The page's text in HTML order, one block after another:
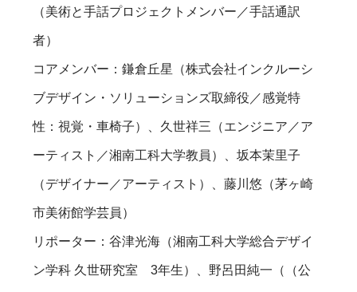
（美術と手話プロジェクトメンバー／手話通訳
者）
コアメンバー：鎌倉丘星（株式会社インクルーシ
ブデザイン・ソリューションズ取締役／感覚特
性：視覚・車椅子）、久世祥三（エンジニア／ア
ーティスト／湘南工科大学教員）、坂本茉里子
（デザイナー／アーティスト）、藤川悠（茅ヶ崎
市美術館学芸員）
リポーター：谷津光海（湘南工科大学総合デザイ
ン学科 久世研究室 3年生）、野呂田純一（（公